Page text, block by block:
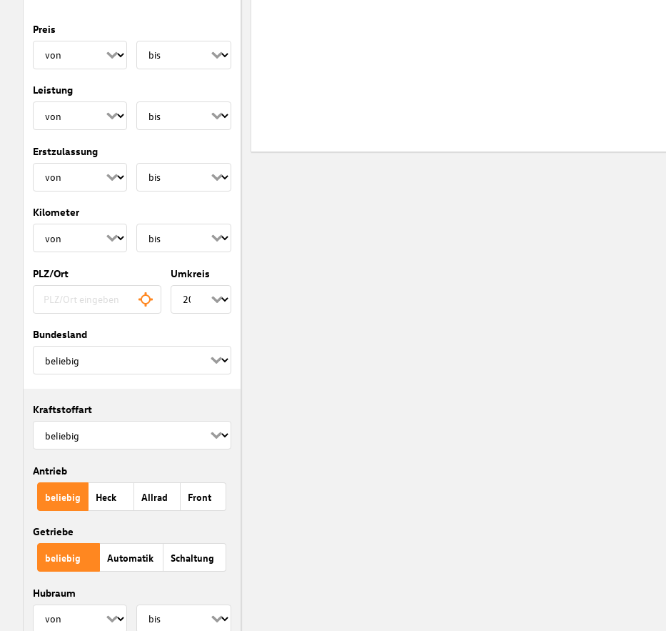
Preis
Leistung
Erstzulassung
Kilometer
PLZ/Ort Umkreis
Bundesland
Kraftstoffart
Antrieb
beliebig Heck Allrad Front
Getriebe
beliebig Automatik Schaltung
Hubraum